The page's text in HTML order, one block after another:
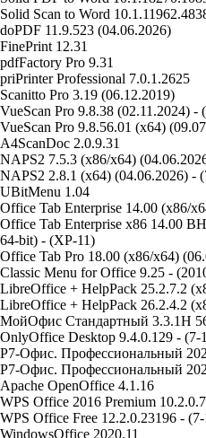
Solid Scan to Word
doPDF 11.9.523 (04.06.2026)
FinePrint 12.31
pdfFactory Pro 9.31
priPrinter Professional 7.0.1.2625
Scanitto Pro 3.19 (06.12.2019)
VueScan Pro 9.8.38 (02.11.2024) -
VueScan Pro 9.8.56.01 (x64)
A4ScanDoc 2.0.9.31
NAPS2 7.5.3 (x86/x64)
NAPS2 2.8.1 (x64) (04.06.2026) -
UBitMenu 1.04
Office Tab Enterprise 14.00 (x86/
Office Tab Enterprise x86
64-bit) - (XP-11)
Office Tab Pro 18.00 (x86/x64)
Classic Menu for Office 9.25 -
LibreOffice + HelpPack 25.2.7.2
LibreOffice + HelpPack 26.2.4.2
МойОфис Стандартный 3.3.1H
OnlyOffice Desktop 9.4.0.129 - (7-
Р7-Офис. Профессиональный
Р7-Офис. Профессиональный
Apache OpenOffice 4.1.16
WPS Office 2016 Premium
WPS Office Free 12.2.0.23196 -
WindowsOffice 2020.11